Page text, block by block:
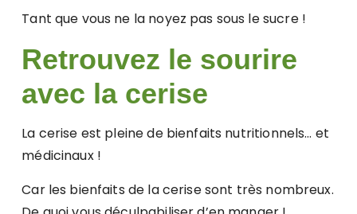
Tant que vous ne la noyez pas sous le sucre !
Retrouvez le sourire
avec la cerise
La cerise est pleine de bienfaits nutritionnels… et
médicinaux !
Car les bienfaits de la cerise sont très nombreux.